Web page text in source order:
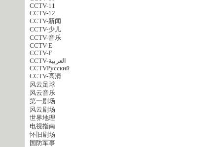
CCTV-11
CCTV-12
CCTV-新闻
CCTV-少儿
CCTV-音乐
CCTV-E
CCTV-F
CCTV-العربية
CCTVPусский
CCTV-高清
风云足球
风云音乐
第一剧场
风云剧场
世界地理
电视指南
怀旧剧场
国防军事